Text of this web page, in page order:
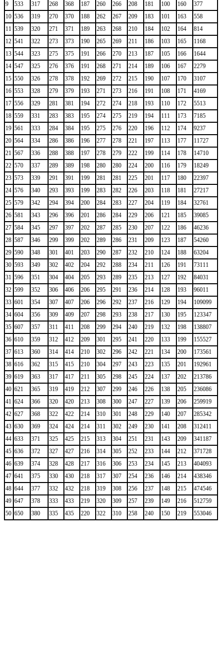
9
533 317 268 368 187 260 266 208 181 100 160
377
10 536 319 270 370 188 262 267 209 183 101 163
558
11 539 320 271 371 189 263 268 210 184 102 164
814
12 541 322 273 373 190 265 269 211 186 103 165
1168
13 544 323 275 375 191 266 270 213 187 105 166
1644
14 547 325 276 376 191 268 271 214 189 106 167
2279
15 550 326 278 378 192 269 272 215 190 107 170
3107
16 553 328 279 379 193 271 273 216 191 108 171
4169
17 556 329 281 381 194 272 274 218 193 110 172
5513
18 559 331 283 383 195 274 275 219 194 111 173
7185
19 561 333 284 384 195 275 276 220 196 112 174
9237
20 564 334 286 386 196 277 278 221 197 113 177
11727
21 567 336 288 388 197 278 279 222 199 114 178
14710
22 570 337 289 389 198 280 280 224 200 116 179
18249
23 573 339 291 391 199 281 281 225 201 117 180
22397
24 576 340 293 393 199 283 282 226 203 118 181
27217
25 579 342 294 394 200 284 283 227 204 119 184
32761
26 581 343 296 396 201 286 284 229 206 121 185
39085
27 584 345 297 397 202 287 285 230 207 122 186
46236
28 587 346 299 399 202 289 286 231 209 123 187
54260
29 590 348 301 401 203 290 287 232 210 124 188
63204
30 593 349 302 402 204 292 288 234 211 126 191
73111
31 596 351 304 404 205 293 289 235 213 127 192
84031
32 599 352 306 406 206 295 291 236 214 128 193
96011
33 601 354 307 407 206 296 292 237 216 129 194
109099
34 604 356 309 409 207 298 293 238 217 130 195
123347
35 607 357 311 411 208 299 294 240 219 132 198
138807
36 610 359 312 412 209 301 295 241 220 133 199
155527
37 613 360 314 414 210 302 296 242 221 134 200
173561
38 616 362 315 415 210 304 297 243 223 135 201
192961
39 619 363 317 417 211 305 298 245 224 137 202
213786
40 621 365 319 419 212 307 299 246 226 138 205
236086
41 624 366 320 420 213 308 300 247 227 139 206
259919
42 627 368 322 422 214 310 301 248 229 140 207
285342
43 630 369 324 424 214 311 302 249 230 141 208
312411
44 633 371 325 425 215 313 304 251 231 143 209
341187
45 636 372 327 427 216 314 305 252 233 144 212
371728
46 639 374 328 428 217 316 306 253 234 145 213
404093
47 641 375 330 430 218 317 307 254 236 146 214
438346
48 644 377 332 432 218 319 308 256 237 148 215
474546
49 647 378 333 433 219 320 309 257 239 149 216
512759
50 650 380 335 435 220 322 310 258 240 150 219 553046